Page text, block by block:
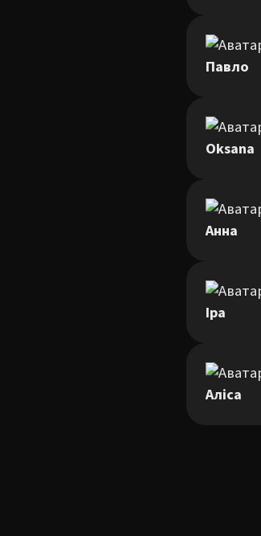
Павло
Oksana
Анна
Іра
Аліса